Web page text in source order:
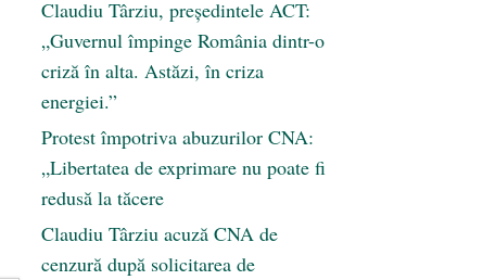
Claudiu Târziu, președintele ACT:
„Guvernul împinge România dintr-o
criză în alta. Astăzi, în criza
energiei.”
Protest împotriva abuzurilor CNA:
„Libertatea de exprimare nu poate fi
redusă la tăcere
Claudiu Târziu acuză CNA de
cenzură după solicitarea de